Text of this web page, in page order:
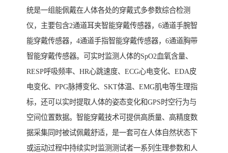
统是一组能佩戴在人体各处的穿戴式多参数综合检测
仪，主要包含2通道耳夹智能穿戴传感器，6通道手腕智
能穿戴传感器，4通道手指智能穿戴传感器，6通道胸带
智能穿戴传感器。可实时监测人体的SpO2血氧含量、
RESP呼吸频率、HR心跳速度、ECG心电变化、EDA皮
电变化、PPG脉搏变化、SKT体温、EMG肌电等生理指
标，还可以实时提取人体的姿态变化和GPS时空行为与
空间位置数据。智能穿戴技术可提供高质量、高精度数
据采集同时被试佩戴舒适，是一套可在人体自然状态下
或运动过程中持续实时监测测试者一系列生理参数和人